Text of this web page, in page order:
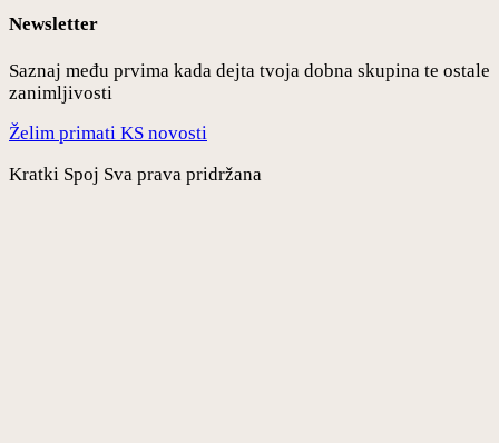
Newsletter
Saznaj među prvima kada dejta tvoja dobna skupina te ostale
zanimljivosti
Želim primati KS novosti
Kratki Spoj Sva prava pridržana